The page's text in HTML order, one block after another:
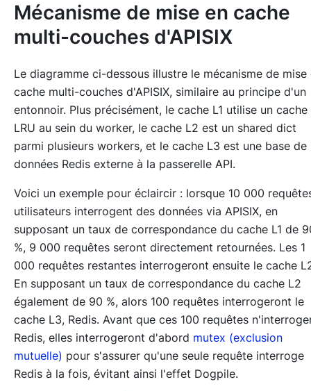
Mécanisme de mise en cache
multi-couches d'APISIX
Le diagramme ci-dessous illustre le mécanisme de mise
cache multi-couches d'APISIX, similaire au principe d'un
entonnoir. Plus précisément, le cache L1 utilise un cache
LRU au sein du worker, le cache L2 est un shared dict
parmi plusieurs workers, et le cache L3 est une base de
données Redis externe à la passerelle API.
Voici un exemple pour éclaircir : lorsque 10 000
utilisateurs interrogent des données via APISIX, en
supposant un taux de correspondance du cache L1 de
%, 9 000 requêtes seront directement retournées. Les 1
000 requêtes restantes interrogeront ensuite le cache
En supposant un taux de correspondance du cache L2
également de 90 %, alors 100 requêtes interrogeront le
cache L3, Redis. Avant que ces 100 requêtes
Redis, elles interrogeront d'abord mutex (exclusion
mutuelle) pour s'assurer qu'une seule requête interroge
Redis à la fois, évitant ainsi l'effet Dogpile.